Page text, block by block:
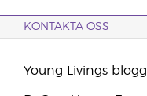
KONTAKTA OSS
Young Livings blogg